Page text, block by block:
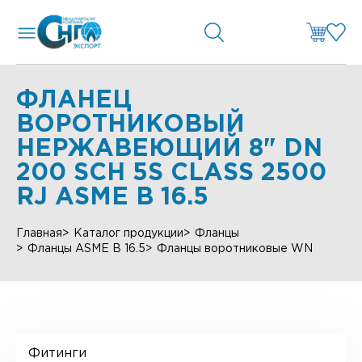
ФЛАНЕЦ
ВОРОТНИКОВЫЙ
НЕРЖАВЕЮЩИЙ 8" DN
200 SCH 5S CLASS 2500
RJ ASME B 16.5
Главная Каталог продукции
Фланцы
Фланцы ASME B 16.5
Фланцы воротниковые WN
Фитинги